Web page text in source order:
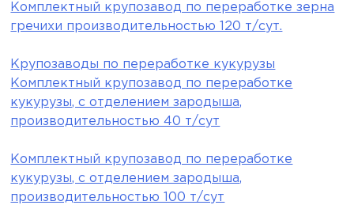
Комплектный крупозавод по переработке зерна
гречихи производительностью 120 т/сут.
Крупозаводы по переработке кукурузы
Комплектный крупозавод по переработке
кукурузы, с отделением зародыша,
производительностью 40 т/сут
Комплектный крупозавод по переработке
кукурузы, с отделением зародыша,
производительностью 100 т/сут